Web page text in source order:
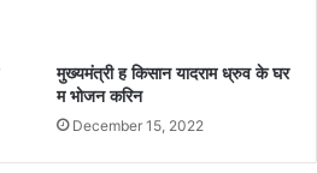
मुख्यमंत्री ह किसान यादराम ध्रुव के घर
म भोजन करिन
December 15, 2022